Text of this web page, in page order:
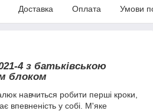
Доставка Оплата Умови
4 з батьківською
блоком
навчиться робити перші кроки,
впевненість у собі. М'яке